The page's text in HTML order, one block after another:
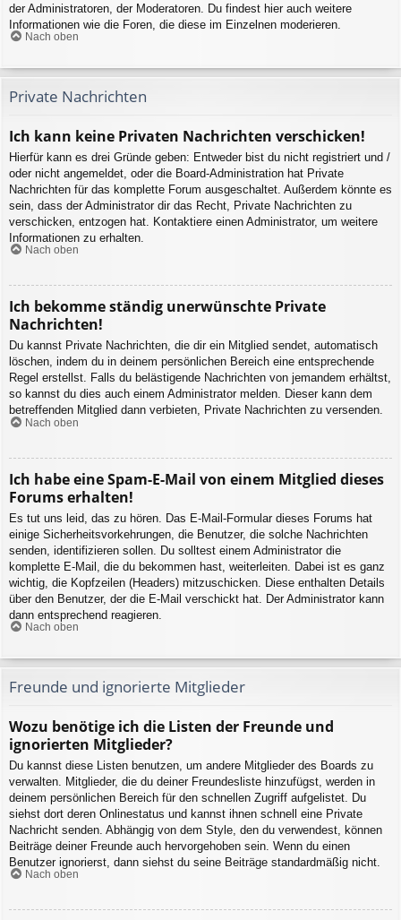
der Administratoren, der Moderatoren. Du findest hier auch weitere
Informationen wie die Foren, die diese im Einzelnen moderieren.
Nach oben
Private Nachrichten
Ich kann keine Privaten Nachrichten verschicken!
Hierfür kann es drei Gründe geben: Entweder bist du nicht registriert und /
oder nicht angemeldet, oder die Board-Administration hat Private
Nachrichten für das komplette Forum ausgeschaltet. Außerdem könnte es
sein, dass der Administrator dir das Recht, Private Nachrichten zu
verschicken, entzogen hat. Kontaktiere einen Administrator, um weitere
Informationen zu erhalten.
Nach oben
Ich bekomme ständig unerwünschte Private
Nachrichten!
Du kannst Private Nachrichten, die dir ein Mitglied sendet, automatisch
löschen, indem du in deinem persönlichen Bereich eine entsprechende
Regel erstellst. Falls du belästigende Nachrichten von jemandem erhältst,
so kannst du dies auch einem Administrator melden. Dieser kann dem
betreffenden Mitglied dann verbieten, Private Nachrichten zu versenden.
Nach oben
Ich habe eine Spam-E-Mail von einem Mitglied dieses
Forums erhalten!
Es tut uns leid, das zu hören. Das E-Mail-Formular dieses Forums hat
einige Sicherheitsvorkehrungen, die Benutzer, die solche Nachrichten
senden, identifizieren sollen. Du solltest einem Administrator die
komplette E-Mail, die du bekommen hast, weiterleiten. Dabei ist es ganz
wichtig, die Kopfzeilen (Headers) mitzuschicken. Diese enthalten Details
über den Benutzer, der die E-Mail verschickt hat. Der Administrator kann
dann entsprechend reagieren.
Nach oben
Freunde und ignorierte Mitglieder
Wozu benötige ich die Listen der Freunde und
ignorierten Mitglieder?
Du kannst diese Listen benutzen, um andere Mitglieder des Boards zu
verwalten. Mitglieder, die du deiner Freundesliste hinzufügst, werden in
deinem persönlichen Bereich für den schnellen Zugriff aufgelistet. Du
siehst dort deren Onlinestatus und kannst ihnen schnell eine Private
Nachricht senden. Abhängig von dem Style, den du verwendest, können
Beiträge deiner Freunde auch hervorgehoben sein. Wenn du einen
Benutzer ignorierst, dann siehst du seine Beiträge standardmäßig nicht.
Nach oben